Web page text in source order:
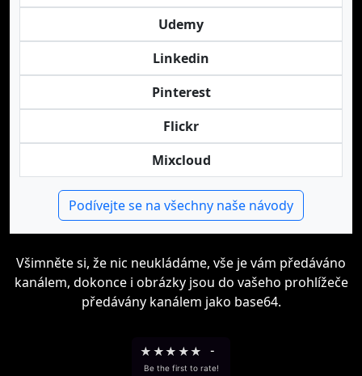
Udemy
Linkedin
Pinterest
Flickr
Mixcloud
Podívejte se na všechny naše návody
Všimněte si, že nic neukládáme, vše je vám předáváno
kanálem, dokonce i obrázky jsou do vašeho prohlížeče
předávány kanálem jako base64.
★ ★★ ★★ -
Be the first to rate!